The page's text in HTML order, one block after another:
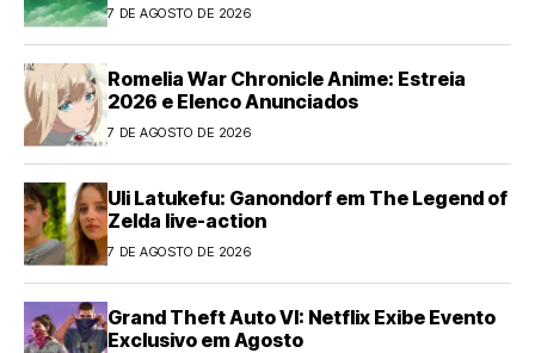
7 DE AGOSTO DE 2026
Romelia War Chronicle Anime: Estreia
2026 e Elenco Anunciados
7 DE AGOSTO DE 2026
Uli Latukefu: Ganondorf em The Legend of
Zelda live-action
7 DE AGOSTO DE 2026
Grand Theft Auto VI: Netflix Exibe Evento
Exclusivo em Agosto